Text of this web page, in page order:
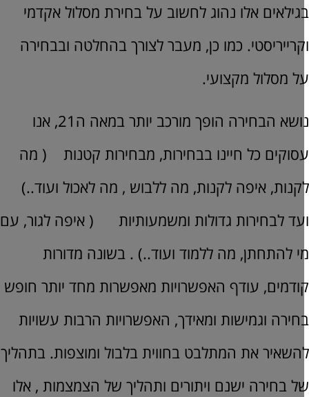
אלו נהוג לחשוב על בחירת מסלול אקדמי
כמו כן, מעבר לצורך בהחלטה ובבחירה
מסלול מקצועי.
נושא הבחירה הופך מורכב יותר במאה ה21, אנו
כל חיינו בבחירות, מבחירות קטנות ( מה
איפה לקנות, מה ללבוש , מה לאכול ועוד..)
לבחירות גדולות ומשמעותיות ( איפה לגור, עם
להתחתן, מה ללמוד ועוד..) . בשונה מדורות
עודף האפשרויות מאפשרות מחד יותר חופש
וגמישות ומאידך, האפשרויות הרבות עשויות
את המתלבט בחווית בלבול ומוצפות. בתהליך
בחירה ישנם ויתורים ותהליך של הצמצמות , אלו